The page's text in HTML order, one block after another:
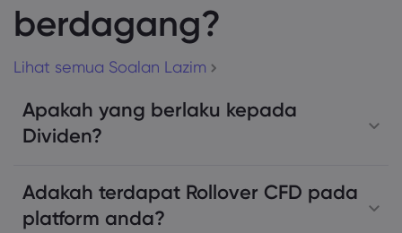
berdagang?
Lihat semua Soalan Lazim
Apakah yang berlaku kepada
Dividen?
Adakah terdapat Rollover CFD pada
platform anda?